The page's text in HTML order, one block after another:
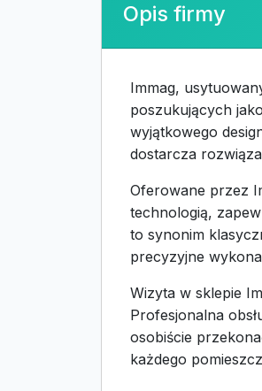
Opis firmy
Immag,
poszukujących
wyjątkowego
dostarcza
Oferowane przez
technologią,
to synonim
precyzyjne
Wizyta w sklepie
Profesjonalna
osobiście
każdego